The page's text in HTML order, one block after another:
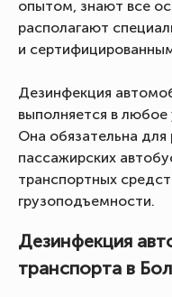
опытом, знают все
располагают
и
Дезинфекция
выполняется в
Она обязательна
пассажирских
транспортных
грузоподъемности.
Дезинфекция
транспорта в